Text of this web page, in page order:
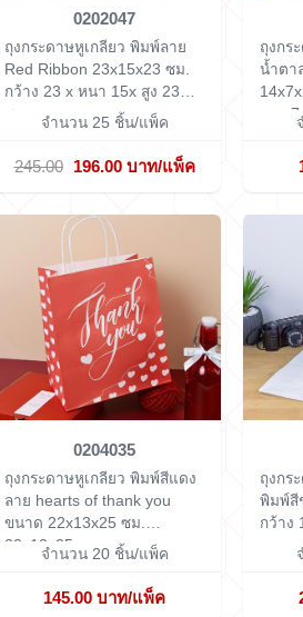
0202047
ถุงกระดาษหูเกลียว พิมพ์ลาย
Red Ribbon 23x15x23 ซม.
กว้าง 23 x หนา 15x สูง 23
ซม.
จำนวน 25 ชิ้น/แพ็ค
245.00 196.00 บาท/แพ็ค
ถุงกร
น้ำตา
ยาว
0204035
ถุงกระดาษหูเกลียว พิมพ์สีแดง
ลาย hearts of thank you
ขนาด 22x13x25 ซม.
22x13x25 cm.
จำนวน 20 ชิ้น/แพ็ค
145.00 บาท/แพ็ค
ถุงกร
พิมพ์สี
กว้าง